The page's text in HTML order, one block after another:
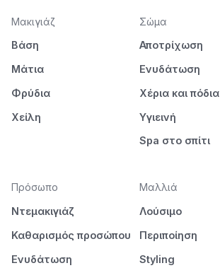
Μακιγιάζ
Βάση
Μάτια
Φρύδια
Χείλη
Σώμα
Αποτρίχωση
Ενυδάτωση
Χέρια και πόδια
Υγιεινή
Spa στο σπίτι
Πρόσωπο
Ντεμακιγιάζ
Καθαρισμός προσώπου
Ενυδάτωση
Μαλλιά
Λούσιμο
Περιποίηση
Styling